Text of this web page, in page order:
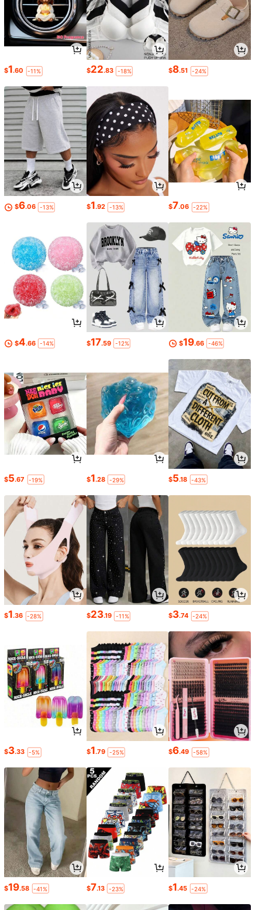
$1.60 -11% $22.83 -18% $8.51 -24%
$6.06 -13% $1.92 -13% $7.06 -22%
$4.66 -14% $17.59 -12% $19.66 -46%
$5.67 -19% $1.28 -29% $5.18 -43%
$1.36 -28% $23.19 -11% $3.74 -24%
$3.33 -5% $1.79 -25% $6.49 -58%
$19.58 -41% $7.13 -23% $1.45 -24%